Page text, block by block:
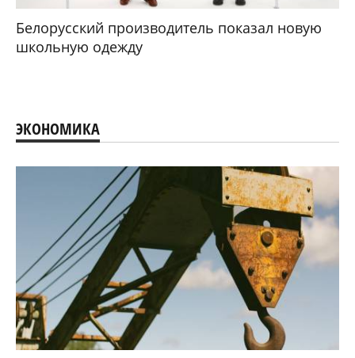
Белорусский производитель показал новую
школьную одежду
ЭКОНОМИКА